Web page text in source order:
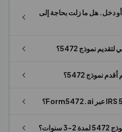
دخل. هل ما زلت بحاجة إلى
نموذج 5472؟
نموذج 5472؟